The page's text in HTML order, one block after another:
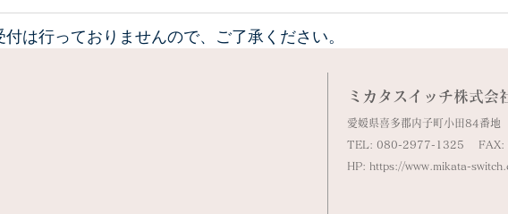
は行っておりませんので、ご了承ください。
ミカタスイッチ株式会
愛媛県喜多郡内子町小田84番地
​TEL: 080-2977-1325 FAX:
​HP: https://www.mikata-